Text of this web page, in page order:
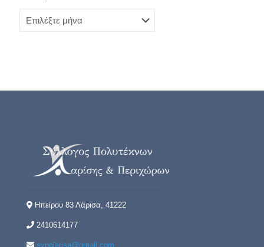
Ηπείρου 83 Λάρισα, 41222
2410614177
sypolarisa@gmail.com